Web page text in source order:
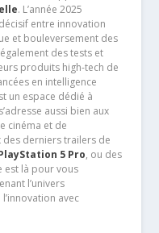
. L’année 2025
entre innovation
et bouleversement des
des tests et
produits high-tech de
en intelligence
un espace dédié à
aussi bien aux
cinéma et de
des derniers trailers de
5 Pro, ou des
est là pour vous
l’univers
avec